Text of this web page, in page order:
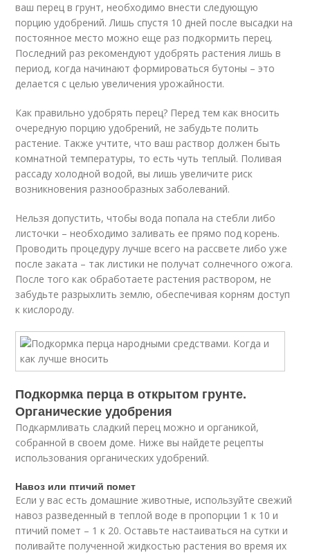
ваш перец в грунт, необходимо внести следующую
порцию удобрений. Лишь спустя 10 дней после высадки на
постоянное место можно еще раз подкормить перец.
Последний раз рекомендуют удобрять растения лишь в
период, когда начинают формироваться бутоны – это
делается с целью увеличения урожайности.
Как правильно удобрять перец? Перед тем как вносить
очередную порцию удобрений, не забудьте полить
растение. Также учтите, что ваш раствор должен быть
комнатной температуры, то есть чуть теплый. Поливая
рассаду холодной водой, вы лишь увеличите риск
возникновения разнообразных заболеваний.
Нельзя допустить, чтобы вода попала на стебли либо
листочки – необходимо заливать ее прямо под корень.
Проводить процедуру лучше всего на рассвете либо уже
после заката – так листики не получат солнечного ожога.
После того как обработаете растения раствором, не
забудьте разрыхлить землю, обеспечивая корням доступ
к кислороду.
Подкормка перца в открытом грунте.
Органические удобрения
Подкармливать сладкий перец можно и органикой,
собранной в своем доме. Ниже вы найдете рецепты
использования органических удобрений.
Навоз или птичий помет
Если у вас есть домашние животные, используйте свежий
навоз разведенный в теплой воде в пропорции 1 к 10 и
птичий помет – 1 к 20. Оставьте настаиваться на сутки и
поливайте полученной жидкостью растения во время их